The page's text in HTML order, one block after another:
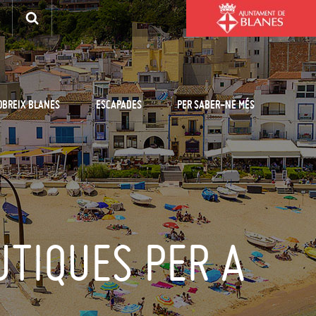
BLANES ESCAPADES PER SABER-NE MÉS
PER A